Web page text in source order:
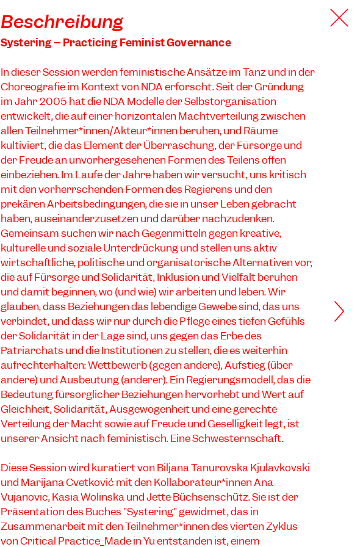
Beschreibung
Systering – Practicing Feminist Governance
In dieser Session werden feministische Ansätze im Tanz und in der
Choreografie im Kontext von NDA erforscht. Seit der Gründung
im Jahr 2005 hat die NDA Modelle der Selbstorganisation
entwickelt, die auf einer horizontalen Machtverteilung zwischen
allen Teilnehmer*innen/Akteur*innen beruhen, und Räume
kultiviert, die das Element der Überraschung, der Fürsorge und
der Freude an unvorhergesehenen Formen des Teilens offen
einbeziehen. Im Laufe der Jahre haben wir versucht, uns kritisch
mit den vorherrschenden Formen des Regierens und den
prekären Arbeitsbedingungen, die sie in unser Leben gebracht
haben, auseinanderzusetzen und darüber nachzudenken.
Gemeinsam suchen wir nach Gegenmitteln gegen kreative,
kulturelle und soziale Unterdrückung und stellen uns aktiv
wirtschaftliche, politische und organisatorische Alternativen vor,
die auf Fürsorge und Solidarität, Inklusion und Vielfalt beruhen
und damit beginnen, wo (und wie) wir arbeiten und leben. Wir
glauben, dass Beziehungen das lebendige Gewebe sind, das uns
verbindet, und dass wir nur durch die Pflege eines tiefen Gefühls
der Solidarität in der Lage sind, uns gegen das Erbe des
Patriarchats und die Institutionen zu stellen, die es weiterhin
aufrechterhalten: Wettbewerb (gegen andere), Aufstieg (über
andere) und Ausbeutung (anderer). Ein Regierungsmodell, das die
Bedeutung fürsorglicher Beziehungen hervorhebt und Wert auf
Gleichheit, Solidarität, Ausgewogenheit und eine gerechte
Verteilung der Macht sowie auf Freude und Geselligkeit legt, ist
unserer Ansicht nach feministisch. Eine Schwesternschaft.
Diese Session wird kuratiert von Biljana Tanurovska Kjulavkovski
und Marijana Cvetković mit den Kollaborateur*innen Ana
Vujanovic, Kasia Wolinska und Jette Büchsenschütz. Sie ist der
Präsentation des Buches "Systering" gewidmet, das in
Zusammenarbeit mit den Teilnehmer*innen des vierten Zyklus
vonCritical Practice_Made in Yuentstanden ist, einem